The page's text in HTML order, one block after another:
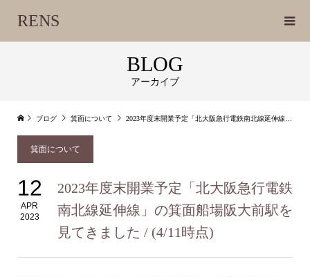
RENS
BLOG
アーカイブ
ブログ 箕面について 2023年度末開業予定「北大阪急行電鉄南北線延伸線」の箕面船場阪大前駅を見てきました / (4/11時点)
箕面について
12
APR
2023
2023年度末開業予定「北大阪急行電鉄
南北線延伸線」の箕面船場阪大前駅を
見てきました / (4/11時点)